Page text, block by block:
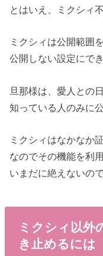
とはいえ、ミクシィ
ミクシィは公開範囲
公開しない設定にで
旦那様は、愛人との
知っている人のみに
ミクシィはなかなか
なのでその機能を利
いまだに絶えないので
ミクシィ以外
き止めるには